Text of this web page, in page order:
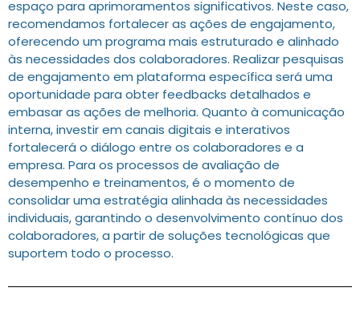
espaço para aprimoramentos significativos. Neste caso,
recomendamos fortalecer as ações de engajamento,
oferecendo um programa mais estruturado e alinhado
às necessidades dos colaboradores. Realizar pesquisas
de engajamento em plataforma específica será uma
oportunidade para obter feedbacks detalhados e
embasar as ações de melhoria. Quanto à comunicação
interna, investir em canais digitais e interativos
fortalecerá o diálogo entre os colaboradores e a
empresa. Para os processos de avaliação de
desempenho e treinamentos, é o momento de
consolidar uma estratégia alinhada às necessidades
individuais, garantindo o desenvolvimento contínuo dos
colaboradores, a partir de soluções tecnológicas que
suportem todo o processo.